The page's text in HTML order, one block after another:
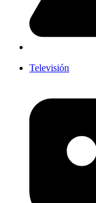
Televisión